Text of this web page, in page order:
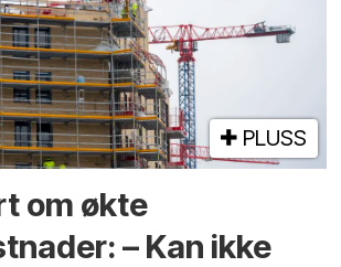
PLUSS
om økte
– Kan ikke